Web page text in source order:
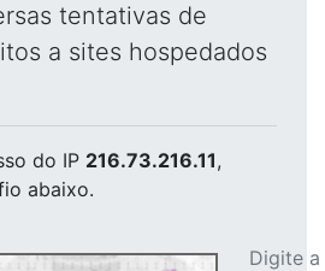
tentativas de
a sites hospedados
do IP 216.73.216.11,
abaixo.
Digite